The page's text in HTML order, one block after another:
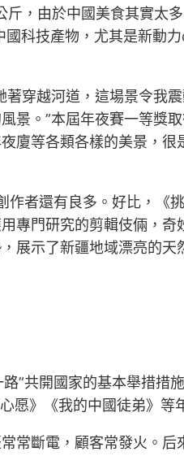
，由於中國美食其實太
科技產物，尤其是新動
穿越河道，這場景令我
。”本屆年夜賽一等獎
廈等各類各樣的美景，
者還有良多。好比，《
專門研究的剪輯伎倆，
示了新疆地域漂亮的
”共開國家的基本舉措措
愿》《我的中國徒弟》等
斷電，顧客常發火。后